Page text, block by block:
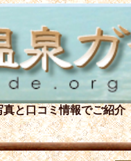
真と口コミ情報でご紹介